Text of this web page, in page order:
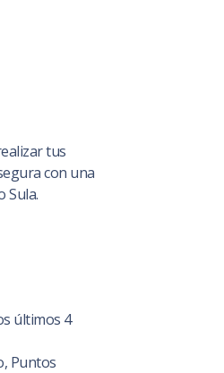
tus
con una
Sula.
últimos 4
Puntos